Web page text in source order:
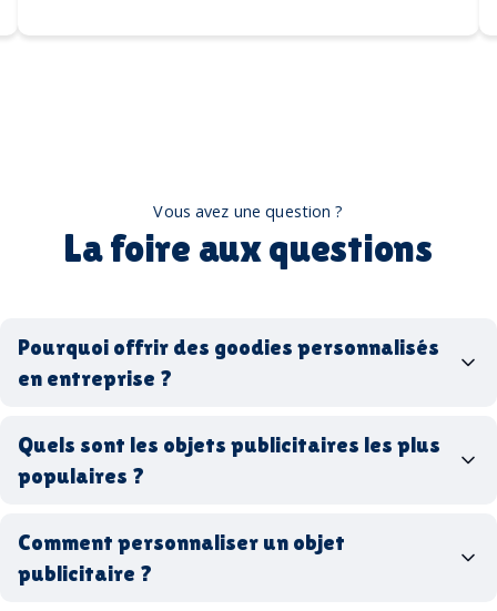
Vous avez une question ?
La foire aux questions
Pourquoi offrir des goodies personnalisés
en entreprise ?
Quels sont les objets publicitaires les plus
populaires ?
stylos personnalisés
tote bags publicitaires
gourdes réutilisables
Comment personnaliser un objet
publicitaire ?